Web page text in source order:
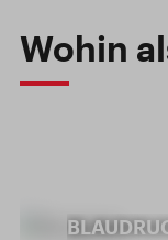
Wohin